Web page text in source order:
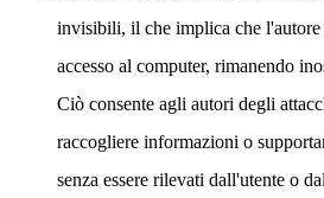
invisibili, il che implica che l'autore
accesso al computer, rimanendo
Ciò consente agli autori degli
raccogliere informazioni o
senza essere rilevati dall'utente o